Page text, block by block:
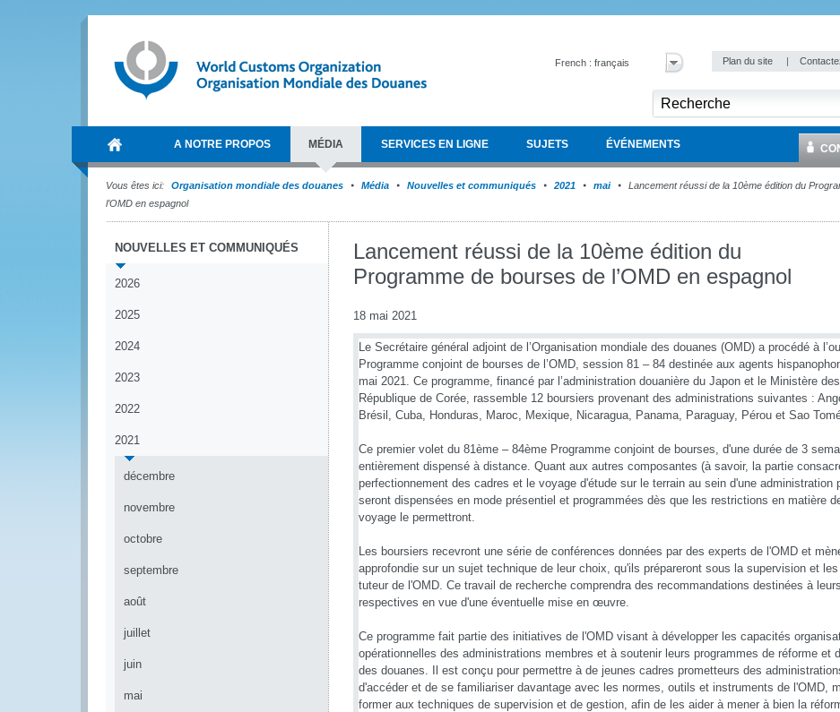
French : français Plan du site |
A NOTRE PROPOS MÉDIA SERVICES EN LIGNE SUJETS ÉVÉNEMENTS
Vous êtes ici: Organisation mondiale des douanes Média Nouvelles et communiqués 2021 mai
Lancement réussi de la 10ème édition du
l’OMD en espagnol
NOUVELLES ET COMMUNIQUÉS
2026
2025
2024
2023
2022
2021
décembre
novembre
octobre
septembre
août
juillet
juin
mai
Lancement réussi de la 10ème édition du
Programme de bourses de l’OMD en espagnol
18 mai 2021
Le Secrétaire général adjoint de l’Organisation mondiale des douanes (OMD) a procédé à
Programme conjoint de bourses de l’OMD, session 81 – 84 destinée aux agents
mai 2021. Ce programme, financé par l’administration douanière du Japon et le Ministère
République de Corée, rassemble 12 boursiers provenant des administrations suivantes :
Brésil, Cuba, Honduras, Maroc, Mexique, Nicaragua, Panama, Paraguay, Pérou et Sao
Ce premier volet du 81ème – 84ème Programme conjoint de bourses, d'une durée de 3
entièrement dispensé à distance. Quant aux autres composantes (à savoir, la partie
perfectionnement des cadres et le voyage d'étude sur le terrain au sein d'une administration
seront dispensées en mode présentiel et programmées dès que les restrictions en matière
voyage le permettront.
Les boursiers recevront une série de conférences données par des experts de l'OMD et
approfondie sur un sujet technique de leur choix, qu'ils prépareront sous la supervision et
tuteur de l'OMD. Ce travail de recherche comprendra des recommandations destinées à
respectives en vue d'une éventuelle mise en œuvre.
Ce programme fait partie des initiatives de l'OMD visant à développer les capacités
opérationnelles des administrations membres et à soutenir leurs programmes de réforme et
des douanes. Il est conçu pour permettre à de jeunes cadres prometteurs des
d'accéder et de se familiariser davantage avec les normes, outils et instruments de l'OMD,
former aux techniques de supervision et de gestion, afin de les aider à mener à bien la